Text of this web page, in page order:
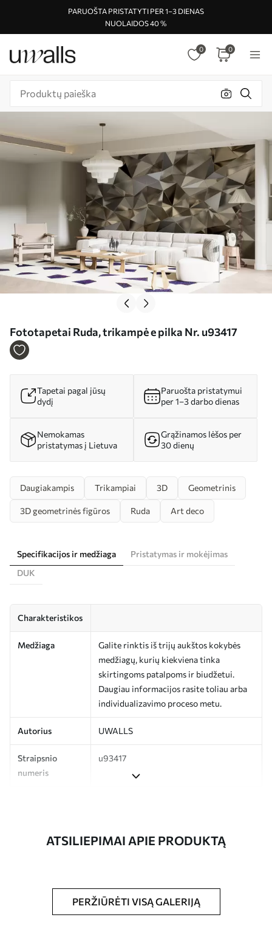
PARUOŠTA PRISTATYTI PER 1–3 DIENAS
NUOLAIDOS 40 %
0 0
Fototapetai Ruda, trikampė e pilka Nr. u93417
Tapetai pagal jūsų
dydį
Paruošta pristatymui
per 1–3 darbo dienas
Nemokamas
pristatymas į Lietuva
Grąžinamos lėšos per
30 dienų
Daugiakampis Trikampiai 3D Geometrinis
3D geometrinės figūros Ruda Art deco
Specifikacijos ir medžiaga
Pristatymas ir mokėjimas
DUK
Charakteristikos
Medžiaga
Galite rinktis iš trijų aukštos kokybės
medžiagų, kurių kiekviena tinka
skirtingoms patalpoms ir biudžetui.
Daugiau informacijos rasite toliau arba
individualizavimo proceso metu.
Autorius UWALLS
Straipsnio
numeris
u93417
Tapetus galima švelniai valyti minkšta
kempine. Lakuotus tapetus galima valyti
ATSILIEPIMAI APIE PRODUKTĄ
PERŽIŪRĖTI VISĄ GALERIJĄ